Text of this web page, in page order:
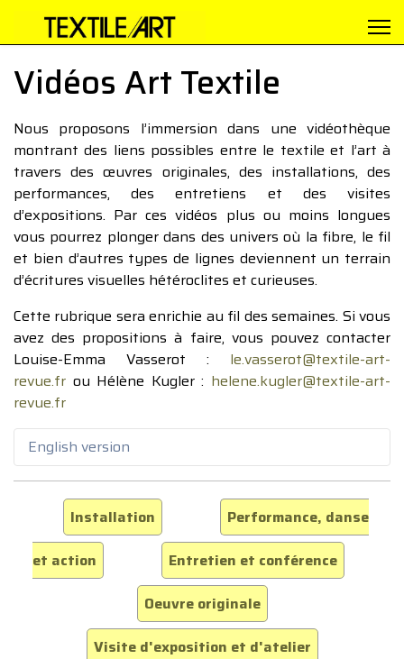
Vidéos Art Textile
Nous proposons l’immersion dans une vidéothèque
montrant des liens possibles entre le textile et l’art à
travers des œuvres originales, des installations, des
performances, des entretiens et des visites
d’expositions. Par ces vidéos plus ou moins longues
vous pourrez plonger dans des univers où la fibre, le fil
et bien d’autres types de lignes deviennent un terrain
d’écritures visuelles hétéroclites et curieuses.
Cette rubrique sera enrichie au fil des semaines. Si vous
avez des propositions à faire, vous pouvez contacter
Louise-Emma Vasserot : le.vasserot@textile-art-
revue.fr ou Hélène Kugler : helene.kugler@textile-art-
revue.fr
English version
Installation
Performance, danse
et action
Entretien et conférence
Oeuvre originale
Visite d'exposition et d'atelier